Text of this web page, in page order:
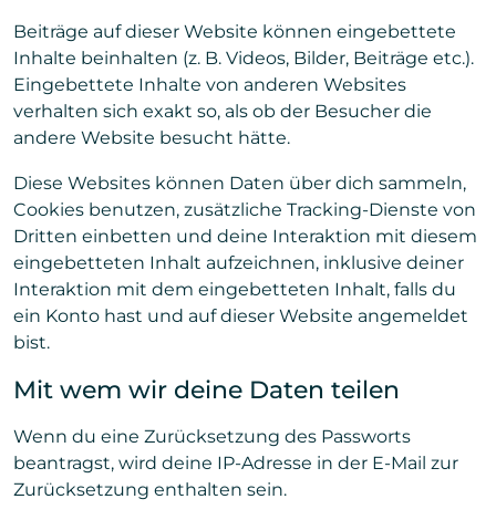
Beiträge auf dieser Website können eingebettete
Inhalte beinhalten (z. B. Videos, Bilder, Beiträge etc.).
Eingebettete Inhalte von anderen Websites
verhalten sich exakt so, als ob der Besucher die
andere Website besucht hätte.
Diese Websites können Daten über dich sammeln,
Cookies benutzen, zusätzliche Tracking-Dienste von
Dritten einbetten und deine Interaktion mit diesem
eingebetteten Inhalt aufzeichnen, inklusive deiner
Interaktion mit dem eingebetteten Inhalt, falls du
ein Konto hast und auf dieser Website angemeldet
bist.
Mit wem wir deine Daten teilen
Wenn du eine Zurücksetzung des Passworts
beantragst, wird deine IP-Adresse in der E-Mail zur
Zurücksetzung enthalten sein.